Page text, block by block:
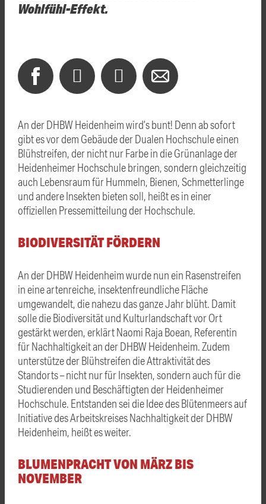
Wohlfühl-Effekt.
An der DHBW Heidenheim wird’s bunt! Denn ab sofort
gibt es vor dem Gebäude der Dualen Hochschule einen
Blühstreifen, der nicht nur Farbe in die Grünanlage der
Heidenheimer Hochschule bringen, sondern gleichzeitig
auch Lebensraum für Hummeln, Bienen, Schmetterlinge
und andere Insekten bieten soll, heißt es in einer
offiziellen Pressemitteilung der Hochschule.
BIODIVERSITÄT FÖRDERN
An der DHBW Heidenheim wurde nun ein Rasenstreifen
in eine artenreiche, insektenfreundliche Fläche
umgewandelt, die nahezu das ganze Jahr blüht. Damit
solle die Biodiversität und Kulturlandschaft vor Ort
gestärkt werden, erklärt Naomi Raja Boean, Referentin
für Nachhaltigkeit an der DHBW Heidenheim. Zudem
unterstütze der Blühstreifen die Attraktivität des
Standorts – nicht nur für Insekten, sondern auch für die
Studierenden und Beschäftigten der Heidenheimer
Hochschule. Entstanden sei die Idee des Blütenmeers auf
Initiative des Arbeitskreises Nachhaltigkeit der DHBW
Heidenheim, heißt es weiter.
BLUMENPRACHT VON MÄRZ BIS
NOVEMBER